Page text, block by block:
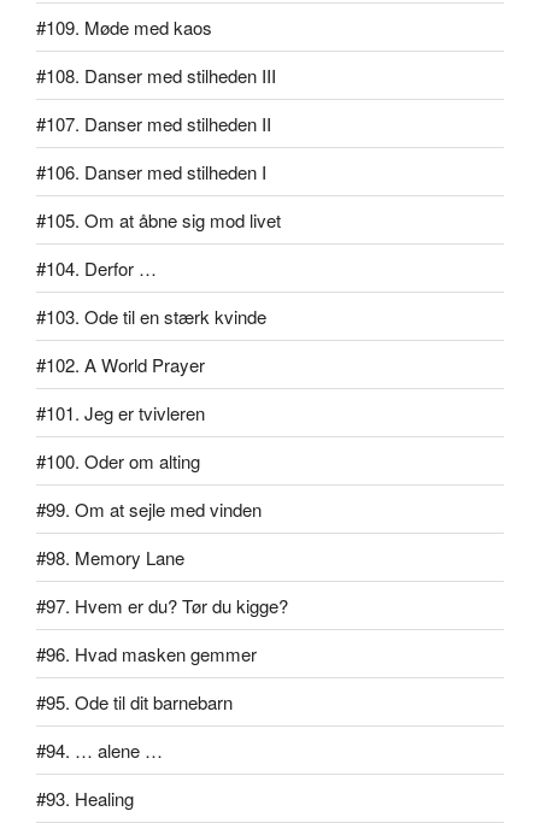
#109. Møde med kaos
#108. Danser med stilheden III
#107. Danser med stilheden II
#106. Danser med stilheden I
#105. Om at åbne sig mod livet
#104. Derfor …
#103. Ode til en stærk kvinde
#102. A World Prayer
#101. Jeg er tvivleren
#100. Oder om alting
#99. Om at sejle med vinden
#98. Memory Lane
#97. Hvem er du? Tør du kigge?
#96. Hvad masken gemmer
#95. Ode til dit barnebarn
#94. … alene …
#93. Healing